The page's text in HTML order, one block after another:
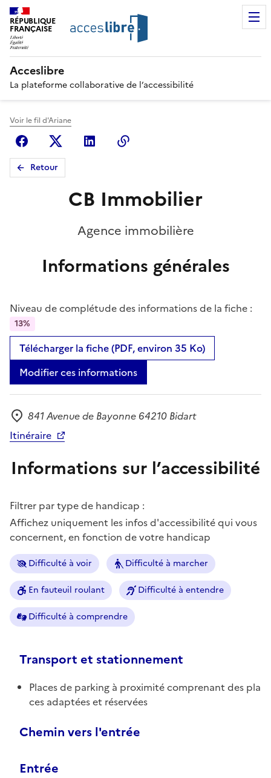
RÉPUBLIQUE
FRANÇAISE
Acceslibre
La plateforme collaborative de l’accessibilité
Voir le fil d'Ariane
FacebookX (anciennement Twitter)
Linkedin
Retour
CB Immobilier
Agence immobilière
Informations générales
Niveau de complétude des informations de la fiche :
13%
Télécharger la fiche (PDF, environ 35 Ko)
Modifier ces informations
Adresse
841 Avenue de Bayonne 64210 Bidart
Itinéraire
Informations sur l’accessibilité
Filtrer par type de handicap :
Affichez uniquement les infos d'accessibilité qui vous
concernent, en fonction de votre handicap
Difficulté à voir Difficulté à marcher
En fauteuil roulant Difficulté à entendre
Difficulté à comprendre
Transport et stationnement
Places de parking à proximité comprenant des pla
ces adaptées et réservées
Chemin vers l'entrée
Entrée